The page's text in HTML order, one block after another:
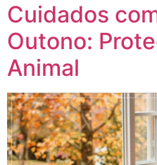
Cuidados
Outono:
Animal